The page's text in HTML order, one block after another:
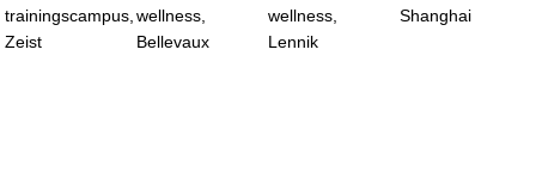
trainingscampus,
Zeist
wellness,
Bellevaux
wellness,
Lennik
Shanghai